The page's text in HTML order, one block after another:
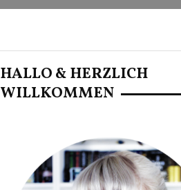
HALLO & HERZLICH
WILLKOMMEN